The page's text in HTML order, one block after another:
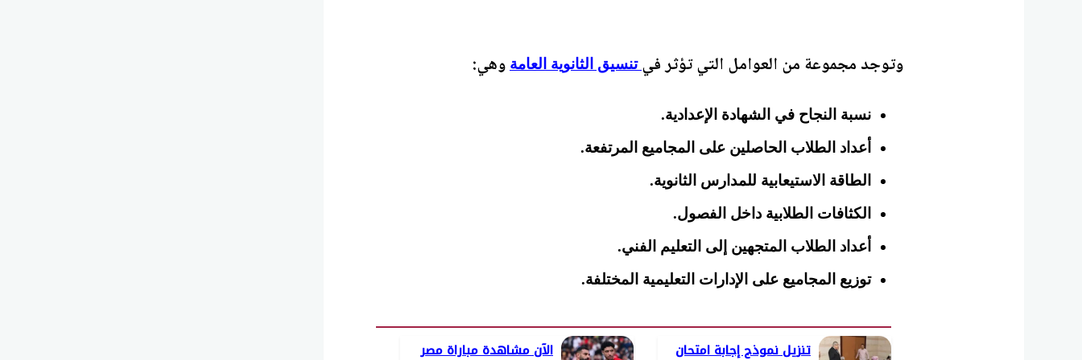
وتوجد مجموعة من العوامل التي تؤثر في تنسيق الثانوية العامة وهي:
نسبة النجاح في الشهادة الإعدادية.
أعداد الطلاب الحاصلين على المجاميع المرتفعة.
الطاقة الاستيعابية للمدارس الثانوية.
الكثافات الطلابية داخل الفصول.
أعداد الطلاب المتجهين إلى التعليم الفني.
توزيع المجاميع على الإدارات التعليمية المختلفة.
تنزيل نموذج إجابة امتحان الآن مشاهدة مباراة مصر